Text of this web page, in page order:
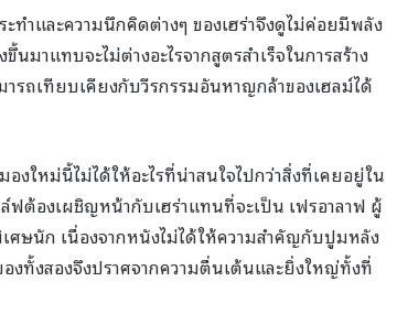
ทำและความนึกคิดต่างๆ ของเฮร่าจึงดูไม่ค่อยมีพลัง
มาแทบจะไม่ต่างอะไรจากสูตรสำเร็จในการสร้าง
รถเทียบเคียงกับวีรกรรมอันหาญกล้าของเฮลม์ได้
งใหม่นี้ไม่ได้ให้อะไรที่น่าสนใจไปกว่าสิ่งที่เคยอยู่ใน
ต้องเผชิญหน้ากับเฮร่าแทนที่จะเป็น เฟรอาลาฟ ผู้
ศษนัก เนื่องจากหนังไม่ได้ให้ความสำคัญกับปูมหลัง
งทั้งสองจึงปราศจากความตื่นเต้นและยิ่งใหญ่ทั้งที่